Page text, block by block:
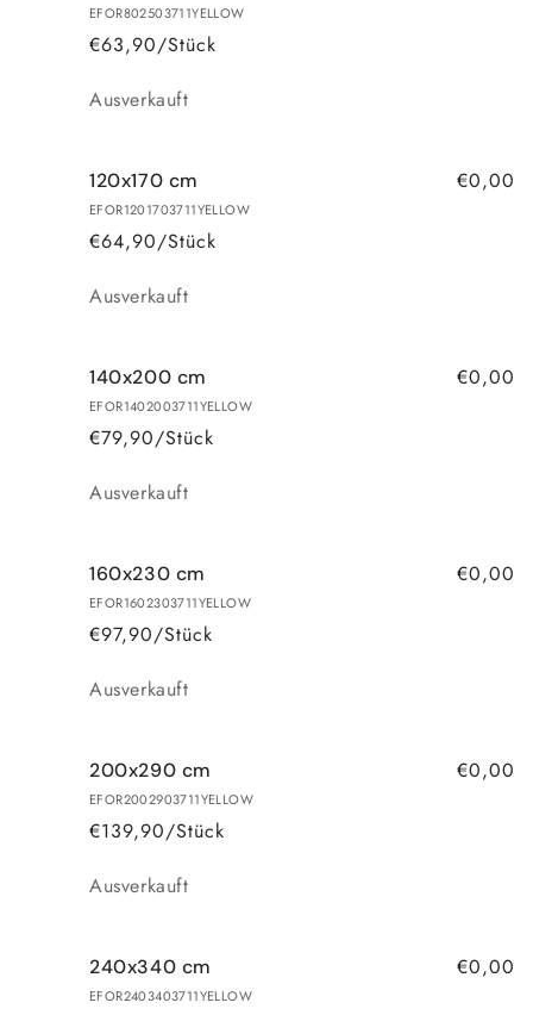
EFOR802503711YELLOW
€63,90/Stück
Anzahl
Ausverkauft
120x170 cm
EFOR1201703711YELLOW
€64,90/Stück
€0,00
Anzahl
Ausverkauft
140x200 cm
EFOR1402003711YELLOW
€79,90/Stück
€0,00
Anzahl
Ausverkauft
160x230 cm
EFOR1602303711YELLOW
€97,90/Stück
€0,00
Anzahl
Ausverkauft
200x290 cm
EFOR2002903711YELLOW
€139,90/Stück
€0,00
Anzahl
Ausverkauft
240x340 cm
EFOR2403403711YELLOW
€0,00